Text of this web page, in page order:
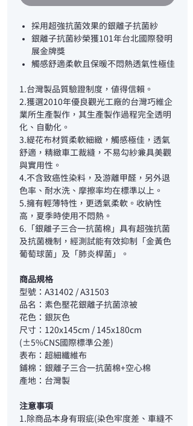
採用超強抗菌效果的銀離子抗菌紗
銀離子抗菌紗榮獲101年台北國際發明
展金牌獎
觸感舒適柔軟且保暖不悶熱透氣性極佳
1.台灣製品質驗證制度，值得信賴。
2.獲選2010年優良觀光工廠的台灣巧維企
業所生產製作，其生產製作過程完全透明
化、自動化。
3.緹花布材質柔軟細緻，觸感極佳，透氣
舒適，精緻車工裁縫，不易勾紗兼具美觀
與實用性。
4.不含致癌性染料，及游離甲醛，另外退
色率、耐水洗、摩擦率均在標準以上。
5.擁有輕薄特性，更透氣柔軟。收納性
高，夏季時使用不悶熱。
6.「銀離子三合一抗菌棉」具有超強抗菌
及抗菌機制，經測試能有效抑制「金黃色
葡萄球菌」及「肺炎桿菌」。
商品規格
型號：A31402 / A31503
品名：素色壓花銀離子抗菌涼被
花色：銀灰色
尺寸：120x145cm / 145x180cm
(±5%CNS國際標準公差)
表布：超細纖維布
鋪棉：銀離子三合一抗菌棉+空心棉
產地：台灣製
注意事項
1.除商品本身有瑕疵(染色牢度差、車縫不